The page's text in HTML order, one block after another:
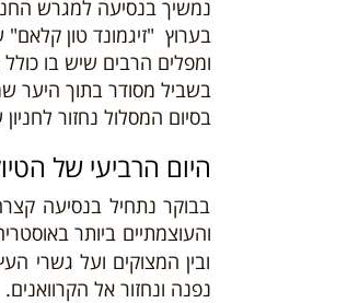
נמשיך בנסיעה למגרש
בערוץ "זיגמונד טון
ומפלים הרבים שיש בו
בשביל מסודר בתוך היער
בסיום המסלול נחזור
היום הרביעי של הטיול
בבוקר נתחיל בנסיעה
והעוצמתיים ביותר
ובין המצוקים ועל גשרי
נפנה ונחזור אל הקרוואנים.